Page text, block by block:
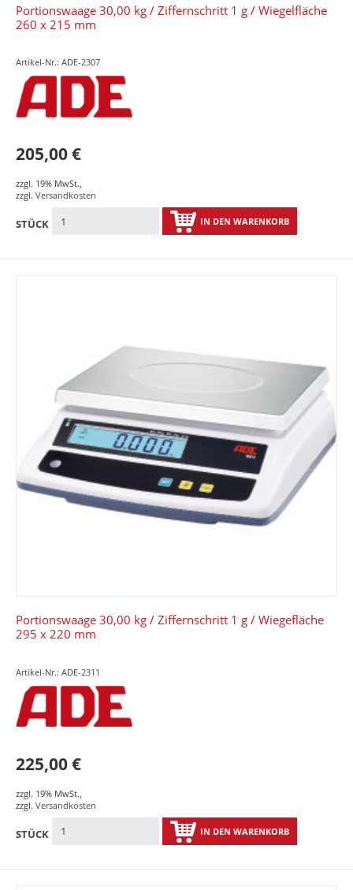
Portionswaage 30,00 kg / Ziffernschritt 1 g / Wiegelfläche
260 x 215 mm
Artikel-Nr.: ADE-2307
205,00 €
zzgl. 19% MwSt.,
zzgl. Versandkosten
STÜCK IN DEN WARENKORB
Portionswaage 30,00 kg / Ziffernschritt 1 g / Wiegefläche
295 x 220 mm
Artikel-Nr.: ADE-2311
225,00 €
zzgl. 19% MwSt.
zzgl. Versandkosten
STÜCK IN DEN WARENKORB